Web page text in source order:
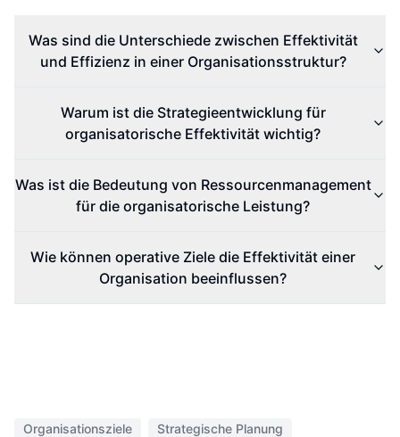
Was sind die Unterschiede zwischen Effektivität
und Effizienz in einer Organisationsstruktur?
Warum ist die Strategieentwicklung für
organisatorische Effektivität wichtig?
Was ist die Bedeutung von Ressourcenmanagement
für die organisatorische Leistung?
Wie können operative Ziele die Effektivität einer
Organisation beeinflussen?
Organisationsziele
Strategische Planung